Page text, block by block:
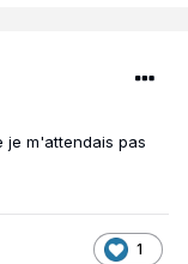
je m'attendais pas
1